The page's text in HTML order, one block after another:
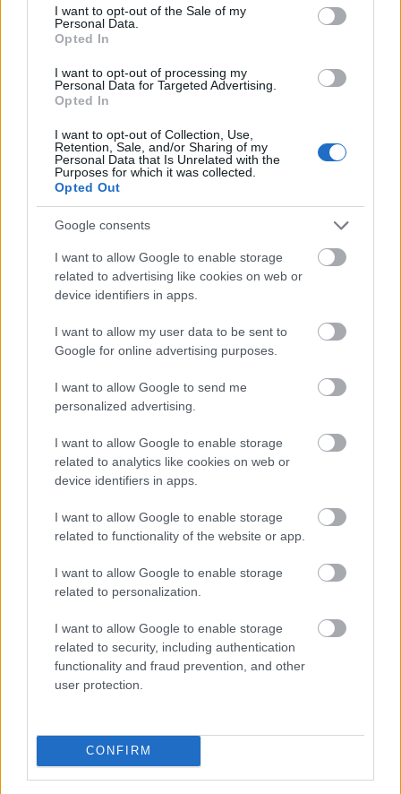
consent section.
I want to opt-out of the Sale of my
Personal Data.
Opted In
I want to opt-out of processing my
Personal Data for Targeted Advertising.
Opted In
I want to opt-out of Collection, Use,
Retention, Sale, and/or Sharing of my
Personal Data that Is Unrelated with the
Purposes for which it was collected.
Opted Out
Google consents
I want to allow Google to enable storage
related to advertising like cookies on web or
device identifiers in apps.
I want to allow my user data to be sent to
Google for online advertising purposes.
I want to allow Google to send me
personalized advertising.
I want to allow Google to enable storage
related to analytics like cookies on web or
device identifiers in apps.
I want to allow Google to enable storage
related to functionality of the website or app.
I want to allow Google to enable storage
related to personalization.
I want to allow Google to enable storage
related to security, including authentication
functionality and fraud prevention, and other
user protection.
CONFIRM
Δημόσιο: Βγαίνουν οι προκηρύξεις "Γίγας" 7600
μόνιμων θέσεων για απολυτήριο γυμνασίου,
17 Ιουλ 2026 09:19
ΑΣΕΠ 1Κ/2026: Ξεκίνησαν οι ενστάσεις για 324
μόνιμους στο ΕΣΥ
17 Ιουλ 2026 04:30
Πυροσβεστικό Σώμα
ΑΣΕΠ 1Κ/2026: 324 θέσεις ΥΕ - Βγήκαν τα
προσωρινά αποτελέσματα
15 Ιουλ 2026 08:10
«έξυπνο» τεστ
ΑΣΕΠ: Σήμερα η κλήρωση για 1.739 μόνιμες
προσλήψεις σε ΕΣΥ και ΥΠΑ